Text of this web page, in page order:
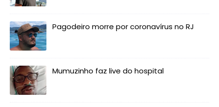
Pagodeiro morre por coronavírus no RJ
Mumuzinho faz live do hospital